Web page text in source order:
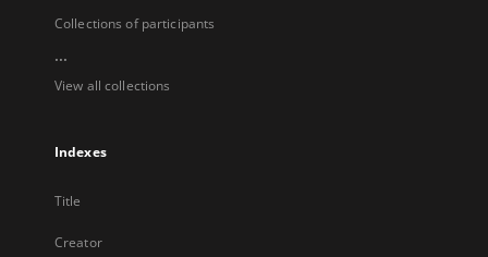
Collections of participants
...
View all collections
Indexes
Title
Creator